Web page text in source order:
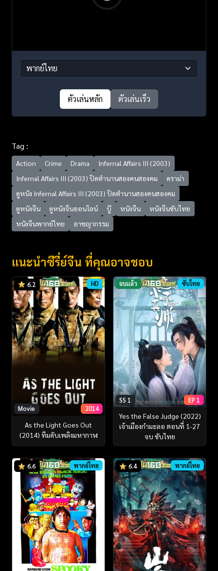
ตัวเล่นหลัก ตัวเล่นเร็ว
Tag :
Action Crime Drama
Infernal Affairs III (2003)
Infernal Affairs III (2003) ปิดตำนานสองคนสองคม
ดราม่า
ดูหนัง Infernal Affairs III (2003) ปิดตำนานสองคนสองคม
ดูหนังจีน
ดูหนังจีนออนไลน์ บู๊ หนังจีน
หนังจีนซับไทย
หนังจีนพากย์ไทย
อาชญากรรม
แนะนำซีรี่ย์จีน ที่คุณอาจชอบ
6.2 HD
Movie 2014
As the Light Goes Out
(2014) ทีมดับเพลิงมหากาฬ
จบแล้ว ซับไทย
SS 1 EP 1
Yes the False Judge (2022)
เจ้าเมืองกำมะลอ ตอนที่ 1-27
จบ ซับไทย
6.6 พากย์ไทย 6.4 พากย์ไทย